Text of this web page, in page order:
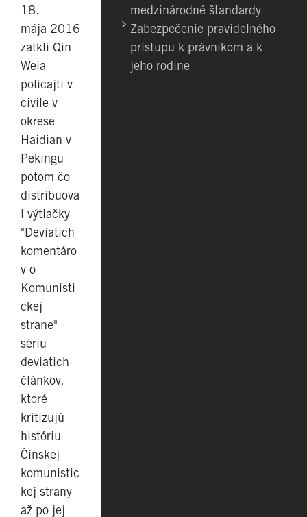
18.
mája 2016
zatkli Qin
Weia
policajti v
civile v
okrese
Haidian v
Pekingu
potom čo
distribuova
l výtlačky
"Deviatich
komentáro
v o
Komunisti
ckej
strane" -
sériu
deviatich
článkov,
ktoré
kritizujú
históriu
Čínskej
komunistic
kej strany
až po jej
medzinárodné štandardy
Zabezpečenie pravidelného
prístupu k právnikom a k
jeho rodine